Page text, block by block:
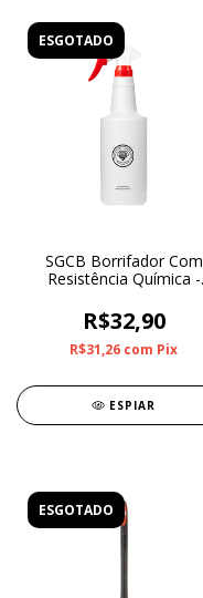
ESGOTADO
SGCB Borrifador Com
Resistência Química -
R$32,90
R$31,26 com Pix
ESPIAR
ESGOTADO